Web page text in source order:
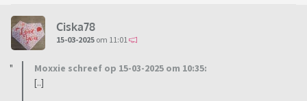
Ciska78
15-03-2025 om 11:01
Moxxie schreef op 15-03-2025 om 10:35:
[..]